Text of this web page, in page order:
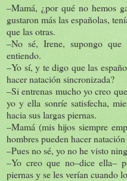
–Mamá, ¿por qué no hemos
gustaron más las españolas,
que las otras.
–No sé, Irene, supongo
entiendo.
–Yo sí, y te digo que las
hacer natación sincronizada?
–Si entrenas mucho yo creo
yo y ella sonríe satisfecha,
hacia sus largas piernas.
–Mamá (mis hijos siempre
hombres pueden hacer
–Pues no sé, yo no he visto
–Yo creo que no–dice ella–
piernas y se les verían cuando